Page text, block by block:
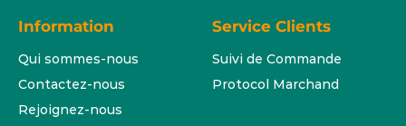
Information
Qui sommes-nous
Contactez-nous
Rejoignez-nous
Service Clients
Suivi de Commande
Protocol Marchand